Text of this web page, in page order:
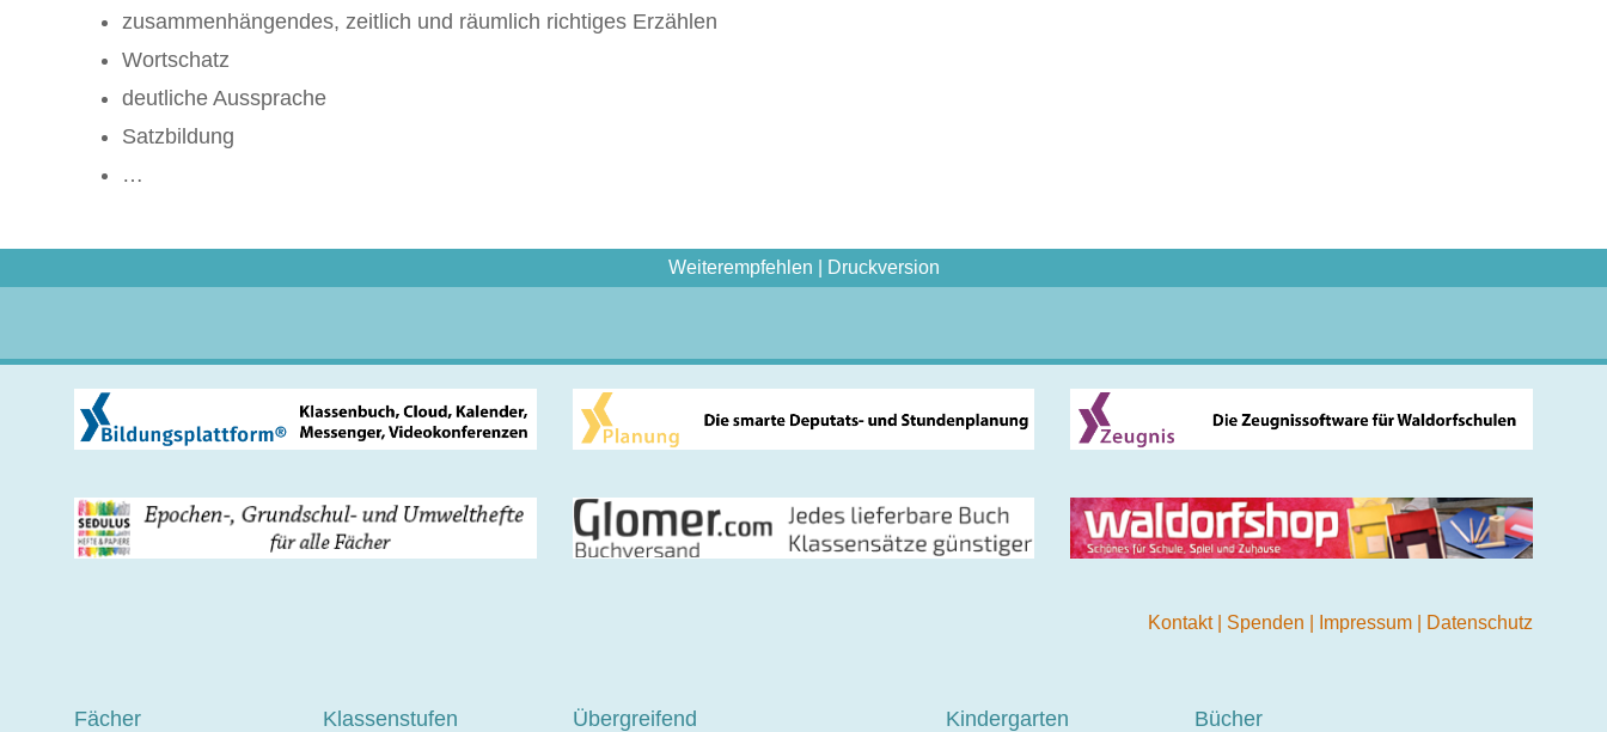
zusammenhängendes, zeitlich und räumlich richtiges Erzählen
Wortschatz
deutliche Aussprache
Satzbildung
…
Weiterempfehlen Druckversion
Kontakt Spenden Impressum Datenschutz
Fächer Klassenstufen Übergreifend Kindergarten
Bücher